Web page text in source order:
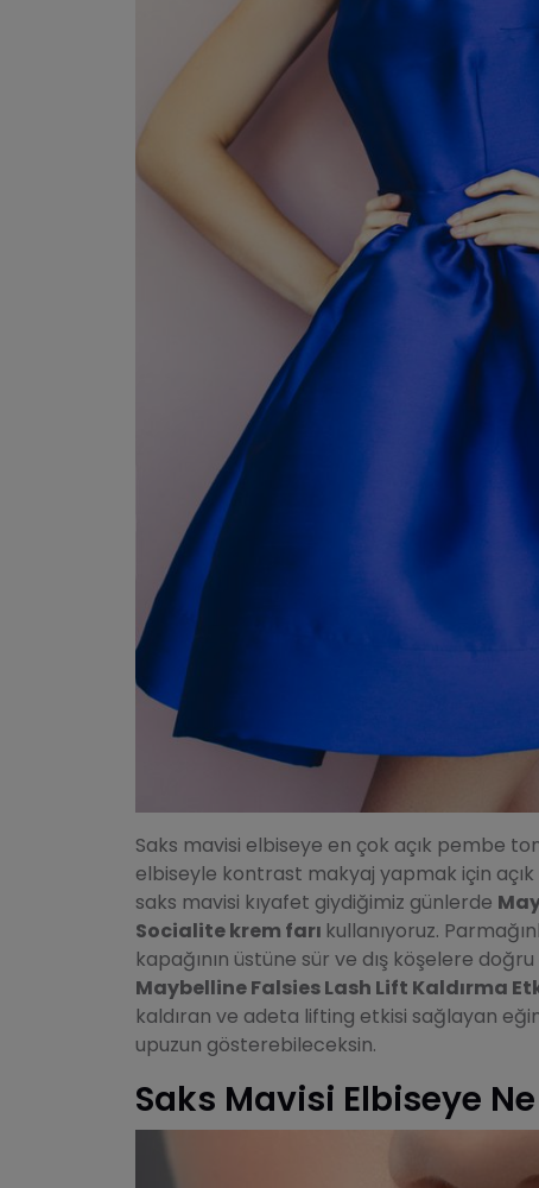
Saks mavisi elbiseye en çok açık pembe
elbiseyle kontrast makyaj yapmak için açık
saks mavisi kıyafet giydiğimiz günlerde
Socialite krem farı kullanıyoruz.
kapağının üstüne sür ve dış köşelere
Maybelline Falsies Lash Lift Kaldırma
kaldıran ve adeta lifting etkisi sağlayan
upuzun gösterebileceksin.
Saks Mavisi Elbiseye